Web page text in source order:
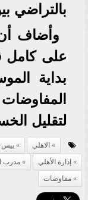
بالتراضي
وأضاف
على كامل
بداية
لتقليل
الاهلي ييس
إدارة الأهلي
مدرب
مفاوضات